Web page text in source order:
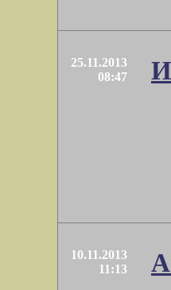
25.11.2013
08:47
10.11.2013
11:13